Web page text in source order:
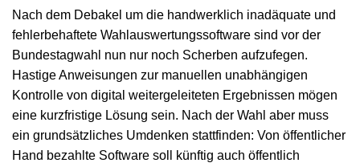
Nach dem Debakel um die handwerklich inadäquate und
fehlerbehaftete Wahlauswertungssoftware sind vor der
Bundestagwahl nun nur noch Scherben aufzufegen.
Hastige Anweisungen zur manuellen unabhängigen
Kontrolle von digital weitergeleiteten Ergebnissen mögen
eine kurzfristige Lösung sein. Nach der Wahl aber muss
ein grundsätzliches Umdenken stattfinden: Von öffentlicher
Hand bezahlte Software soll künftig auch öffentlich